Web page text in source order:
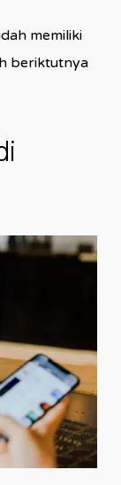
memiliki
beriktutnya